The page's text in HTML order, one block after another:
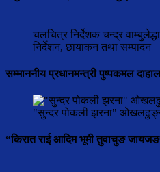
चलचित्र निर्देशक चन्द्र
निर्देशन, छायाकन तथा सम्पादन
सम्माननीय प्रधानमन्त्री पुष्पकमल
"सुन्दर पोकली झरना"
“किरात राई आदिम भूमी तुवाचुङ